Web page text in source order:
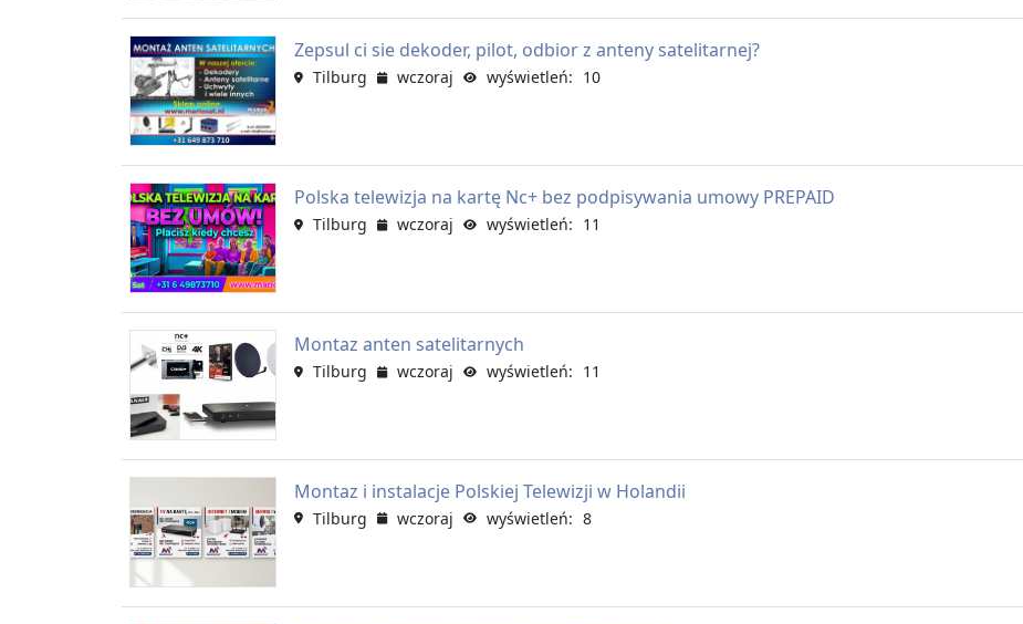
Zepsul ci sie dekoder, pilot, odbior z anteny satelitarnej?
Tilburg wczoraj wyświetleń: 10
Polska telewizja na kartę Nc+ bez podpisywania umowy PREPAID
Tilburg wczoraj wyświetleń: 11
Montaz anten satelitarnych
Tilburg wczoraj wyświetleń: 11
Montaz i instalacje Polskiej Telewizji w Holandii
Tilburg wczoraj wyświetleń: 8